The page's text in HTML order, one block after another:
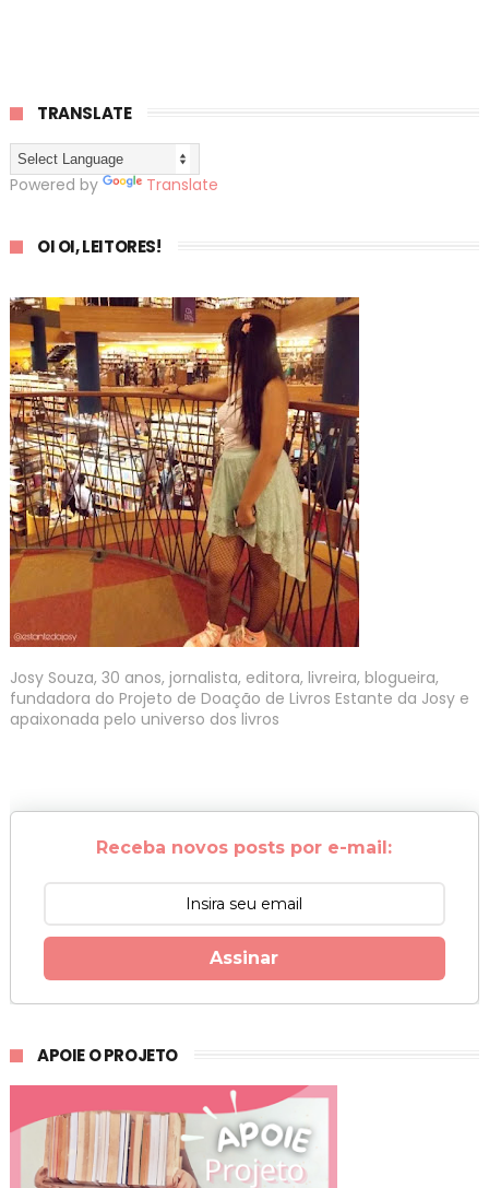
TRANSLATE
Powered by Translate
OI OI, LEITORES!
Josy Souza, 30 anos, jornalista, editora, livreira, blogueira,
fundadora do Projeto de Doação de Livros Estante da Josy e
apaixonada pelo universo dos livros
Receba novos posts por e-mail:
Assinar
APOIE O PROJETO